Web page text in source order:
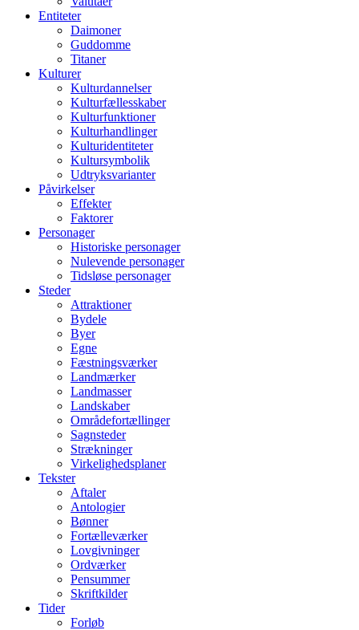
Entiteter
Daimoner
Guddomme
Titaner
Kulturer
Kulturdannelser
Kulturfællesskaber
Kulturfunktioner
Kulturhandlinger
Kulturidentiteter
Kultursymbolik
Udtryksvarianter
Påvirkelser
Effekter
Faktorer
Personager
Historiske personager
Nulevende personager
Tidsløse personager
Steder
Attraktioner
Bydele
Byer
Egne
Fæstningsværker
Landmærker
Landmasser
Landskaber
Områdefortællinger
Sagnsteder
Strækninger
Virkelighedsplaner
Tekster
Aftaler
Antologier
Bønner
Fortælleværker
Lovgivninger
Ordværker
Pensummer
Skriftkilder
Tider
Forløb